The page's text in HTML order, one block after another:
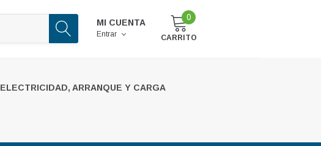
MI CUENTA
Entrar
0
CARRITO
ELECTRICIDAD, ARRANQUE Y CARGA